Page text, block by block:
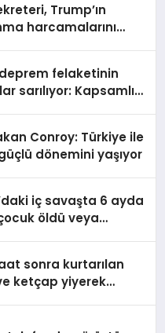
Trump’ın
harcamalarını
felaketinin
sarılıyor: Kapsamlı
Conroy: Türkiye ile
dönemini yaşıyor
iç savaşta 6 ayda
öldü veya
sonra kurtarılan
ketçap yiyerek